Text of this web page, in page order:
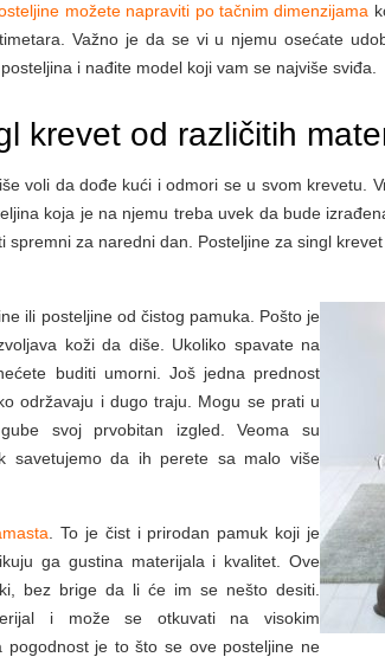
možete napraviti po tačnim dimenzijama
Važno je da se vi u njemu osećate
i nađite model koji vam se najviše sviđa.
krevet od različitih
voli da dođe kući i odmori se u svom krevetu.
koja je na njemu treba uvek da bude
spremni za naredni dan. Posteljine za singl
ili posteljine od čistog pamuka. Pošto je
koži da diše. Ukoliko spavate na
buditi umorni. Još jedna prednost
održavaju i dugo traju. Mogu se prati u
svoj prvobitan izgled. Veoma su
savetujemo da ih perete sa malo više
. To je čist i prirodan pamuk koji je
ga gustina materijala i kvalitet. Ove
bez brige da li će im se nešto desiti.
i može se otkuvati na visokim
pogodnost je to što se ove posteljine ne